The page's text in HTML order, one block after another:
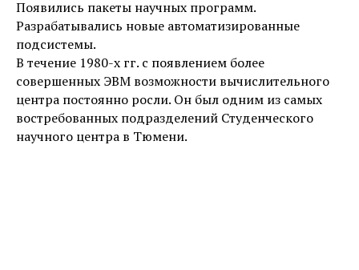
Появились пакеты научных программ.
Разрабатывались новые автоматизированные
подсистемы.
В течение 1980-х гг. с появлением более
совершенных ЭВМ возможности вычислительного
центра постоянно росли. Он был одним из самых
востребованных подразделений Студенческого
научного центра в Тюмени.